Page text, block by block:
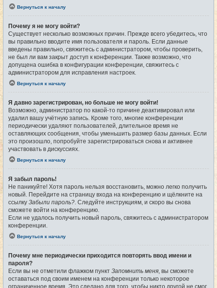
Вернуться к началу
Почему я не могу войти?
Существует несколько возможных причин. Прежде всего убедитесь, что
вы правильно вводите имя пользователя и пароль. Если данные
введены правильно, свяжитесь с администратором, чтобы проверить,
не был ли вам закрыт доступ к конференции. Также возможно, что
допущена ошибка в конфигурации конференции, свяжитесь с
администратором для исправления настроек.
Вернуться к началу
Я давно зарегистрирован, но больше не могу войти!
Возможно, администратор по какой-то причине деактивировал или
удалил вашу учётную запись. Кроме того, многие конференции
периодически удаляют пользователей, длительное время не
оставляющих сообщения, чтобы уменьшить размер базы данных. Если
это произошло, попробуйте зарегистрироваться снова и активнее
участвовать в дискуссиях.
Вернуться к началу
Я забыл пароль!
Не паникуйте! Хотя пароль нельзя восстановить, можно легко получить
новый. Перейдите на страницу входа на конференцию и щёлкните на
ссылку Забыли пароль? . Следуйте инструкциям, и скоро вы снова
сможете войти на конференцию.
Если не удалось получить новый пароль, свяжитесь с администратором
конференции.
Вернуться к началу
Почему мне периодически приходится повторять ввод имени и
пароля?
Если вы не отметили флажком пункт Запомнить меня , вы сможете
оставаться под своим именем на конференции только некоторое
ограниченное время. Это сделано для того, чтобы никто другой не смог